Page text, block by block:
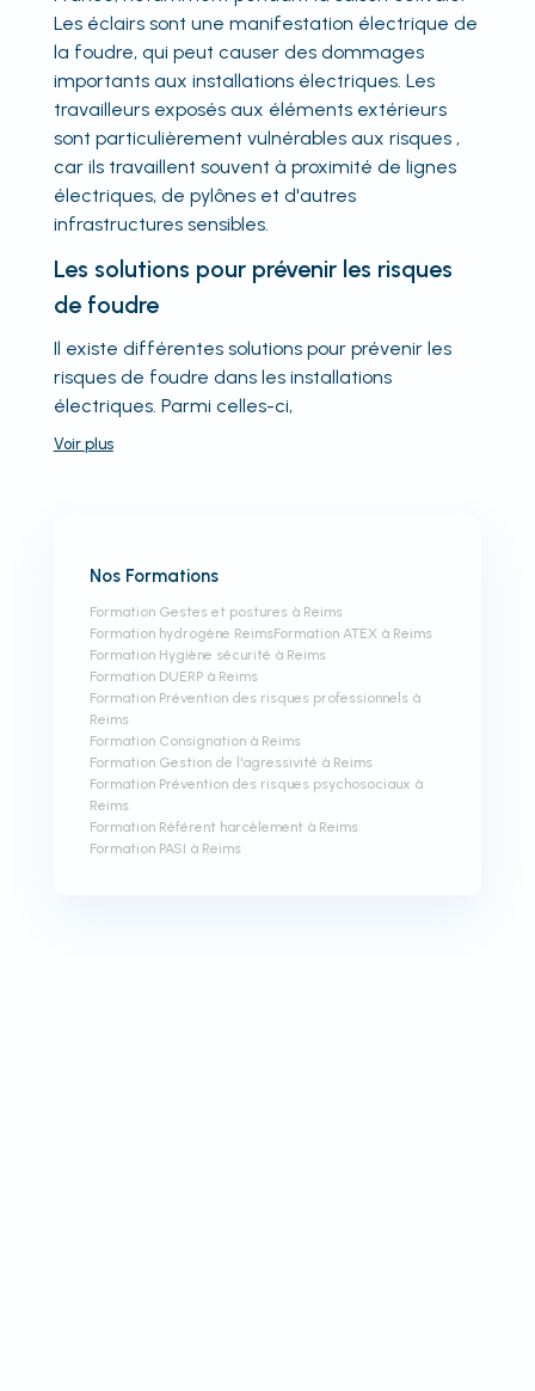
Les éclairs sont une manifestation électrique de
la foudre, qui peut causer des dommages
importants aux installations électriques. Les
travailleurs exposés aux éléments extérieurs
sont particulièrement vulnérables aux risques ,
car ils travaillent souvent à proximité de lignes
électriques, de pylônes et d'autres
infrastructures sensibles.
Les solutions pour prévenir les risques
de foudre
Il existe différentes solutions pour prévenir les
risques de foudre dans les installations
électriques. Parmi celles-ci,
Voir plus
Nos Formations
Formation Gestes et postures à Reims
Formation hydrogène ReimsFormation ATEX à Reims
Formation Hygiène sécurité à Reims
Formation DUERP à Reims
Formation Prévention des risques professionnels à
Reims
Formation Consignation à Reims
Formation Gestion de l'agressivité à Reims
Formation Prévention des risques psychosociaux à
Reims
Formation Référent harcèlement à Reims
Formation PASI à Reims